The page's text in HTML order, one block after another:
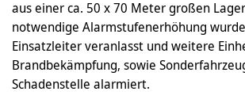
aus einer ca. 50 x 70 Meter großen
notwendige Alarmstufenerhöhung
Einsatzleiter veranlasst und weitere
Brandbekämpfung, sowie
Schadenstelle alarmiert.